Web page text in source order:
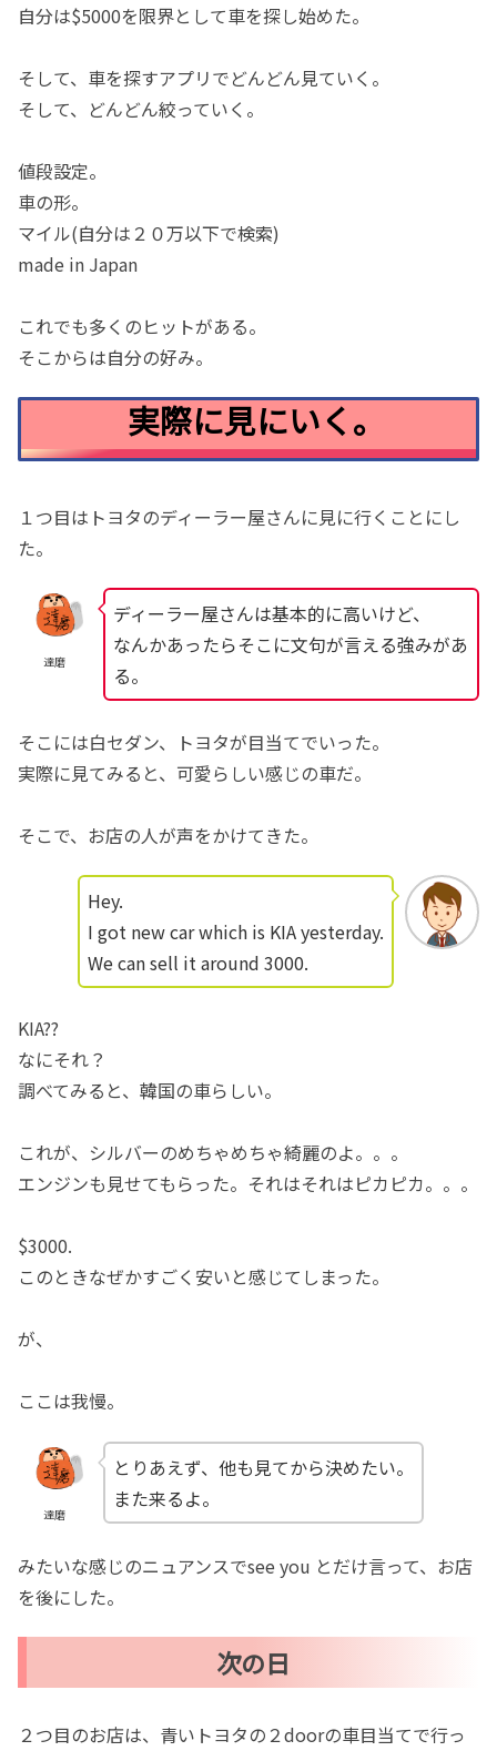
自分は$5000を限界として車を探し始めた。
そして、車を探すアプリでどんどん見ていく。
そして、どんどん絞っていく。
値段設定。
車の形。
マイル(自分は２０万以下で検索)
made in Japan
これでも多くのヒットがある。
そこからは自分の好み。
実際に見にいく。
１つ目はトヨタのディーラー屋さんに見に行くことにし
た。
達磨
ディーラー屋さんは基本的に高いけど、
なんかあったらそこに文句が言える強みがあ
る。
そこには白セダン、トヨタが目当てでいった。
実際に見てみると、可愛らしい感じの車だ。
そこで、お店の人が声をかけてきた。
Hey.
I got new car which is KIA yesterday.
We can sell it around 3000.
KIA??
なにそれ？
調べてみると、韓国の車らしい。
これが、シルバーのめちゃめちゃ綺麗のよ。。。
エンジンも見せてもらった。それはそれはピカピカ。。。
$3000.
このときなぜかすごく安いと感じてしまった。
が、
ここは我慢。
達磨
とりあえず、他も見てから決めたい。
また来るよ。
みたいな感じのニュアンスでsee you とだけ言って、お店
を後にした。
次の日
２つ目のお店は、青いトヨタの２doorの車目当てで行っ